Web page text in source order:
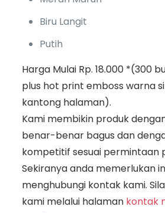
Biru Langit
Putih
Harga Mulai Rp. 18.000 *(300
plus hot print emboss warna
kantong halaman).
Kami membikin produk
benar-benar bagus dan
kompetitif sesuai permintaan
Sekiranya anda memerlukan
menghubungi kontak kami.
kami melalui halaman kontak